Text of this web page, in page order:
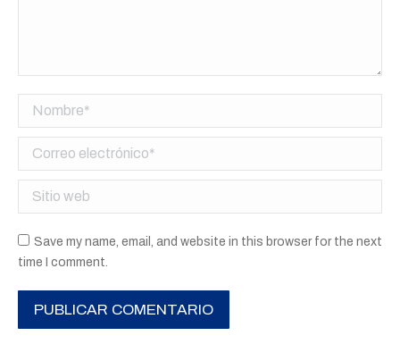
Nombre *
Correo electrónico *
Sitio web
Save my name, email, and website in this browser for the next
time I comment.
PUBLICAR COMENTARIO